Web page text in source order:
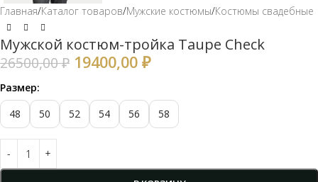
Главная/Каталог товаров/Мужские костюмы/Костюмы свадебные
Мужской костюм-тройка Taupe Check
26500,00₽ 19400,00 ₽
Размер:
48
50 52 54 56 58